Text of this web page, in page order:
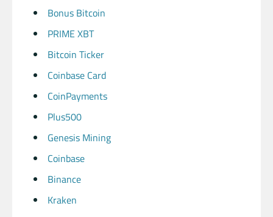
Bonus Bitcoin
PRIME XBT
Bitcoin Ticker
Coinbase Card
CoinPayments
Plus500
Genesis Mining
Coinbase
Binance
Kraken